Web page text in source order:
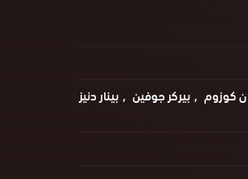
كوزوم بيركر جوفين
بينار دنيز